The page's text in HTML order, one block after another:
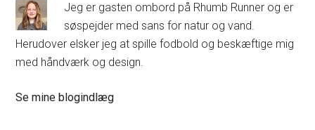
Jeg er gasten ombord på Rhumb Runner og er
søspejder med sans for natur og vand.
Herudover elsker jeg at spille fodbold og beskæftige mig
med håndværk og design.
Mette:
Se mine blogindlæg